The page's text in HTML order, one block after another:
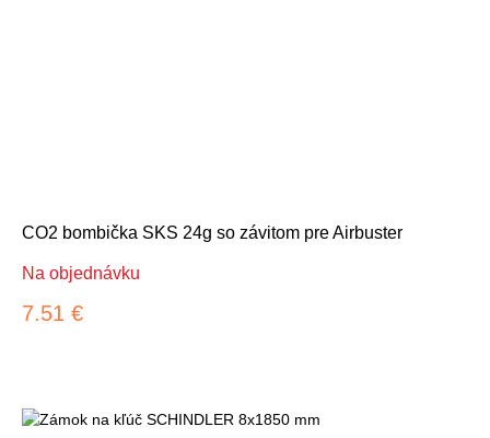
CO2 bombička SKS 24g so závitom pre Airbuster
Na objednávku
7.51 €